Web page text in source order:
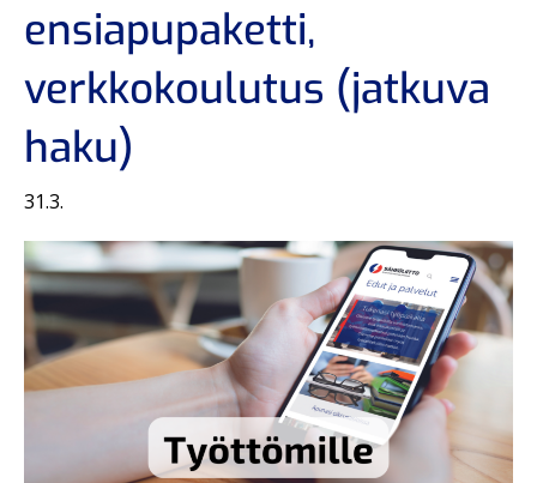
ensiapupaketti,
verkkokoulutus (jatkuva
haku)
31.3.